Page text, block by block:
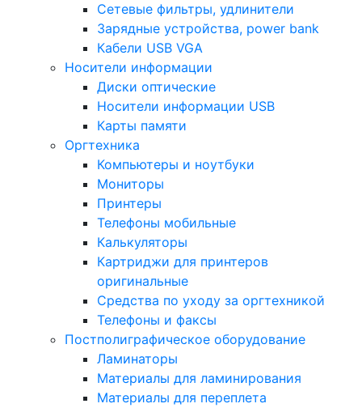
Сетевые фильтры, удлинители
Зарядные устройства, power bank
Кабели USB VGA
Носители информации
Диски оптические
Носители информации USB
Карты памяти
Оргтехника
Компьютеры и ноутбуки
Мониторы
Принтеры
Телефоны мобильные
Калькуляторы
Картриджи для принтеров
оригинальные
Средства по уходу за оргтехникой
Телефоны и факсы
Постполиграфическое оборудование
Ламинаторы
Материалы для ламинирования
Материалы для переплета